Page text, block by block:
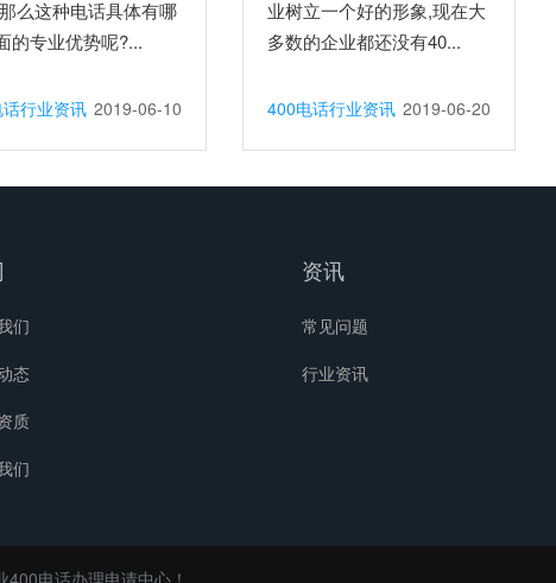
么这种电话具体有哪
的专业优势呢?...
行业资讯 2019-06-10
业树立一个好的形象,现在大
多数的企业都还没有40...
400电话行业资讯 2019-06-20
们
态
质
们
资讯
常见问题
行业资讯
400电话办理申请中心！